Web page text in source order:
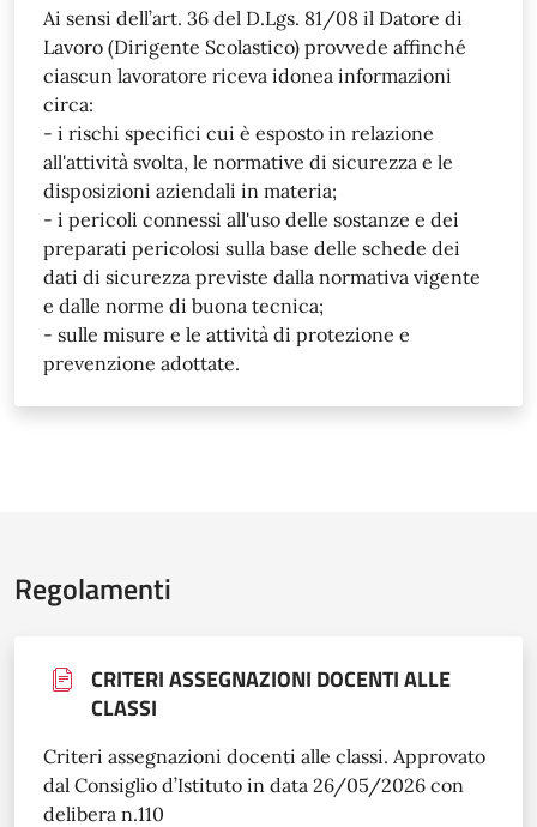
Ai sensi dell’art. 36 del D.Lgs. 81/08 il Datore di
Lavoro (Dirigente Scolastico) provvede affinché
ciascun lavoratore riceva idonea informazioni
circa:
- i rischi specifici cui è esposto in relazione
all'attività svolta, le normative di sicurezza e le
disposizioni aziendali in materia;
- i pericoli connessi all'uso delle sostanze e dei
preparati pericolosi sulla base delle schede dei
dati di sicurezza previste dalla normativa vigente
e dalle norme di buona tecnica;
- sulle misure e le attività di protezione e
prevenzione adottate.
Regolamenti
CRITERI ASSEGNAZIONI DOCENTI ALLE
CLASSI
Criteri assegnazioni docenti alle classi. Approvato
dal Consiglio d’Istituto in data 26/05/2026 con
delibera n.110